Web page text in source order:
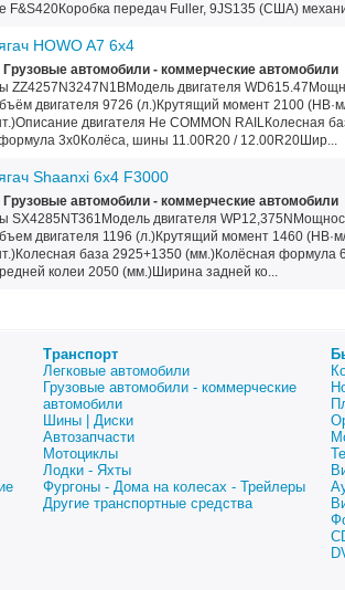
F&S420Коробка передач Fuller, 9JS135 (США)
HOWO A7 6x4
Грузовые автомобили - коммерческие автомобили
ZZ4257N3247N1BМодель двигателя
двигателя 9726 (л.)Крутящий момент 2100
двигателя Не CОММОN RAILКолесная
3x0Колёса, шины 11.00R20 / 12.00R20Шир...
Shaanxi 6x4 F3000
Грузовые автомобили - коммерческие автомобили
SX4285NT361Модель двигателя
двигателя 1196 (л.)Крутящий момент 1460
база 2925+1350 (мм.)Колёсная формула
колеи 2050 (мм.)Ширина задней ко...
Транспорт
Легковые автомобили
Грузовые автомобили - коммерческие
автомобили
Шины | Диски
Автозапчасти
Мотоциклы
Лодки - Яхты
Фургоны - Дома на колесах - Трейлеры
Другие транспортные средства